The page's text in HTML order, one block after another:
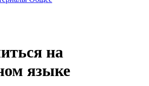
на
языке